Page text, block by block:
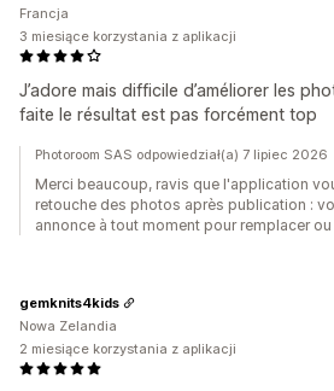
J’adore mais difficile d’améliorer les
faite le résultat est pas forcément top
Francja
3 miesiące korzystania z aplikacji
Photoroom SAS odpowiedział(a) 7 lipiec 2026
Merci beaucoup, ravis que l'application
retouche des photos après publication :
annonce à tout moment pour remplacer
gemknits4kids
Nowa Zelandia
2 miesiące korzystania z aplikacji